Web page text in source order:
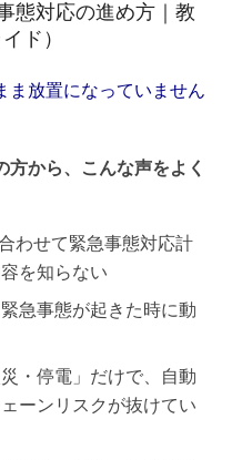
態対応の進め方｜教
ド）
ま放置になっていません
から、こんな声をよく
わせて緊急事態対応計
を知らない
急事態が起きた時に動
・停電」だけで、自動
ーンリスクが抜けてい